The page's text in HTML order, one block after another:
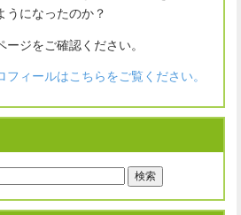
うになったのか？
ジをご確認ください。
ィールはこちらをご覧ください。